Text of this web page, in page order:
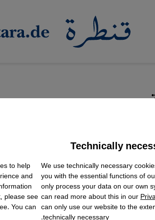
لا تزال غير حرة
اليوم بالثقافة الصحراوية على
يبقى حلم تقرير المصير بعيد
Technically
We use technically necessary
you with the essential functions of
only process your data on our own
can read more about this in our
can only use our website to the
to help
and
please see
You can
Embed
Embed
Embed
Embed